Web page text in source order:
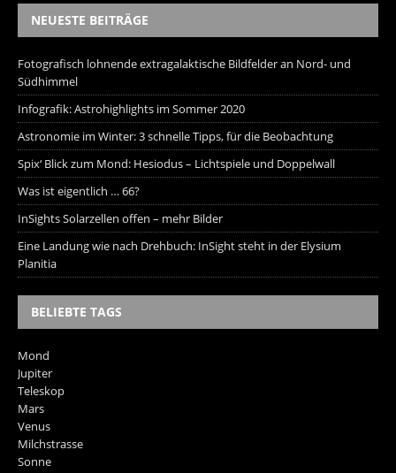
NEUESTE BEITRÄGE
Fotografisch lohnende extragalaktische Bildfelder an Nord- und
Südhimmel
Infografik: Astrohighlights im Sommer 2020
Astronomie im Winter: 3 schnelle Tipps, für die Beobachtung
Spix‘ Blick zum Mond: Hesiodus – Lichtspiele und Doppelwall
Was ist eigentlich … 66?
InSights Solarzellen offen – mehr Bilder
Eine Landung wie nach Drehbuch: InSight steht in der Elysium
Planitia
BELIEBTE TAGS
Mond
Jupiter
Teleskop
Mars
Venus
Milchstrasse
Sonne